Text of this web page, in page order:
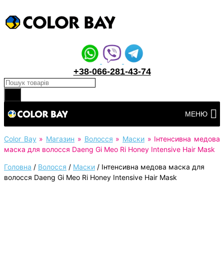
+38-066-281-43-74
Products search
до
вмісту
МЕНЮ
Color Bay » Магазин » Волосся » Маски» Інтенсивна медова
маска для волосся Daeng Gi Meo Ri Honey Intensive Hair Mask
Головна / Волосся / Маски / Інтенсивна медова маска для
волосся Daeng Gi Meo Ri Honey Intensive Hair Mask